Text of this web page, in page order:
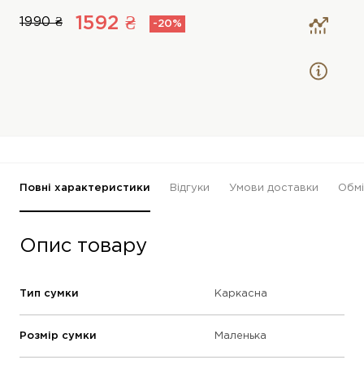
1990 ₴ 1592 ₴ -20%
Повні характеристики Відгуки Умови доставки
Опис товару
Тип сумки Каркасна
Розмір сумки Маленька